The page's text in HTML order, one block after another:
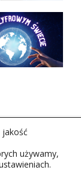
jakość
używamy,